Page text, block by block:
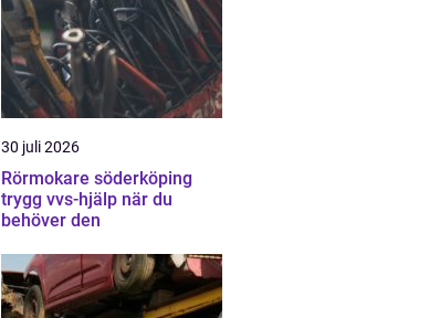
30 juli 2026
Rörmokare söderköping
trygg vvs-hjälp när du
behöver den